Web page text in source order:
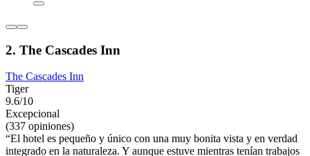
2. The Cascades Inn
The Cascades Inn
Tiger
9.6/10
Excepcional
(337 opiniones)
“El hotel es pequeño y único con una muy bonita vista y en verdad
integrado en la naturaleza. Y aunque estuve mientras tenían trabajos